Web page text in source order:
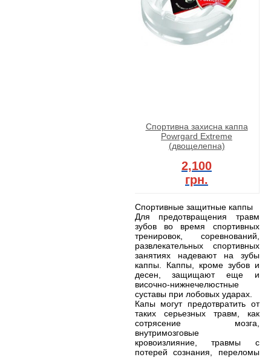
Спортивна захисна каппа
Powrgard Extreme
(двощелепна)
2,100
грн.
Спортивные защитные каппы
Для предотвращения травм
зубов во время спортивных
тренировок, соревнований,
развлекательных спортивных
занятиях надевают на зубы
каппы. Каппы, кроме зубов и
десен, защищают еще и
височно-нижнечелюстные
суставы при лобовых ударах.
Капы могут предотвратить от
таких серьезных травм, как
сотрясение мозга,
внутримозговые
кровоизлияние, травмы с
потерей сознания, переломы